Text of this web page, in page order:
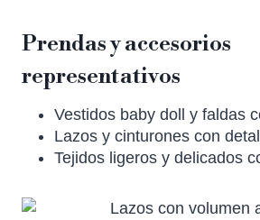
Prendas y accesorios
representativos
Vestidos baby doll y faldas
Lazos y cinturones con
Tejidos ligeros y delicados